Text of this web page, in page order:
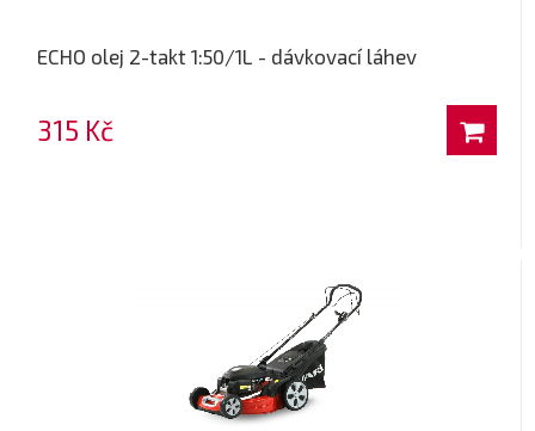
ECHO olej 2-takt 1:50/1L - dávkovací láhev
315 Kč